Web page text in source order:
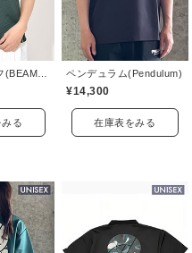
る
ペンデュラム(Pendulum)
¥14,300
在庫表をみる